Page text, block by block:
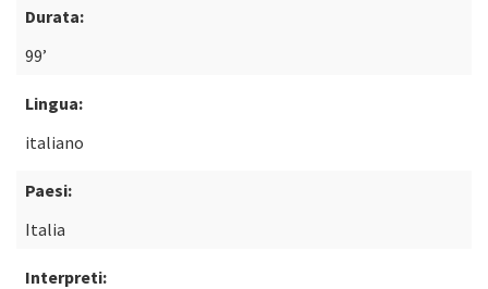
Durata:
99’
Lingua:
italiano
Paesi:
Italia
Interpreti: